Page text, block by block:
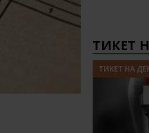
ТИКЕТ
ТИКЕТ НА